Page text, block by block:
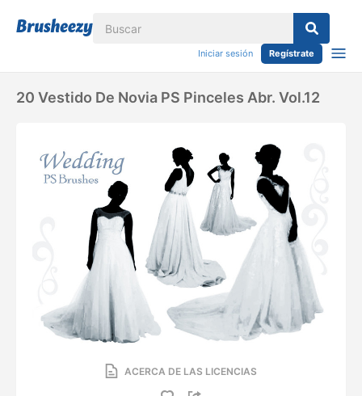
Iniciar sesión Regístrate
20 Vestido De Novia PS Pinceles Abr. Vol.12
ACERCA DE LAS LICENCIAS